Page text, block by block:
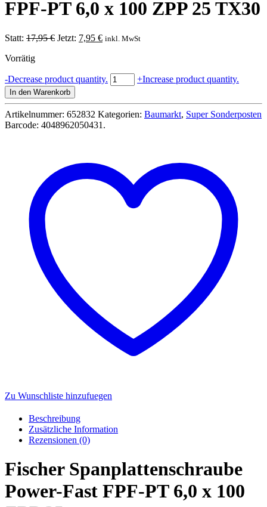
FPF-PT 6,0 x 100 ZPP 25 TX30
Statt: 17,95€ Ursprünglicher
Jetzt: 7,95 €Aktueller
inkl. MwSt
Vorrätig
-Decrease product quantity. Fischer
Spanplattenschraube
Power-
Fast
100
ZPP
25
TX30
+Increase product quantity.
In den Warenkorb
Artikelnummer: 652832 Kategorien: Baumarkt, Super Sonderposten
Barcode: 4048962050431 .
Zu Wunschliste hinzufuegen
Beschreibung
Zusätzliche Information
Rezensionen (0)
Fischer Spanplattenschraube
Power-Fast FPF-PT 6,0 x 100